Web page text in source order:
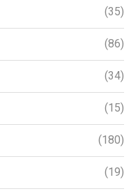
(35)
(86)
(34)
(15)
(180)
(19)